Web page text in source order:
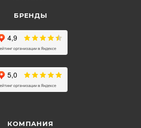
БРЕНДЫ
КОМПАНИЯ